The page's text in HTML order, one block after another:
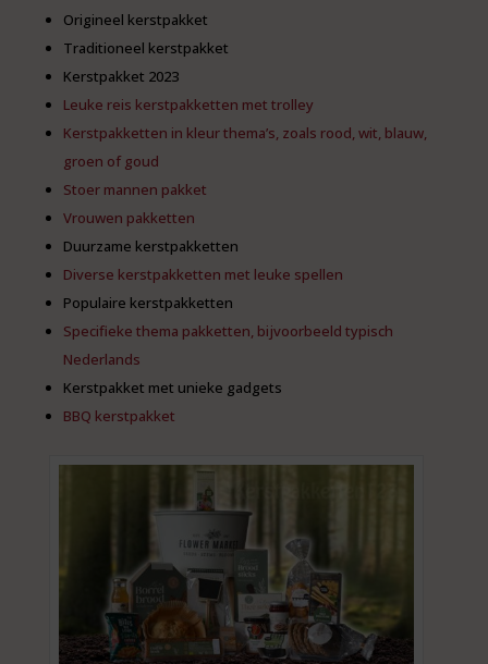
Origineel kerstpakket
Traditioneel kerstpakket
Kerstpakket 2023
Leuke reis kerstpakketten met trolley
Kerstpakketten in kleur thema’s, zoals rood, wit, blauw,
groen of goud
Stoer mannen pakket
Vrouwen pakketten
Duurzame kerstpakketten
Diverse kerstpakketten met leuke spellen
Populaire kerstpakketten
Specifieke thema pakketten, bijvoorbeeld typisch
Nederlands
Kerstpakket met unieke gadgets
BBQ kerstpakket